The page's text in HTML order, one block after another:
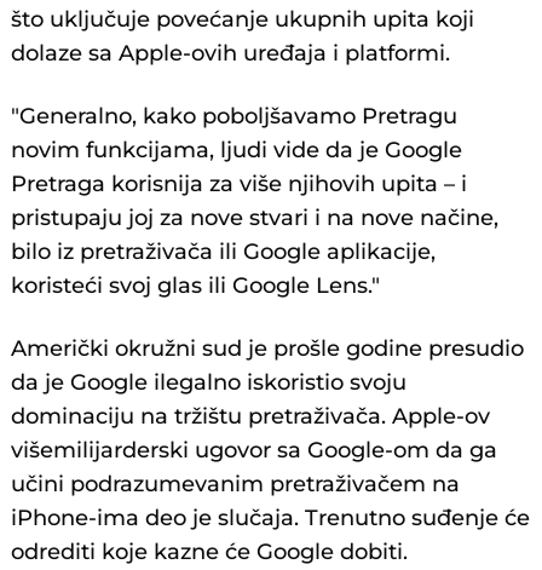
što uključuje povećanje ukupnih upita koji
dolaze sa Apple-ovih uređaja i platformi.
"Generalno, kako poboljšavamo Pretragu
novim funkcijama, ljudi vide da je Google
Pretraga korisnija za više njihovih upita – i
pristupaju joj za nove stvari i na nove načine,
bilo iz pretraživača ili Google aplikacije,
koristeći svoj glas ili Google Lens."
Američki okružni sud je prošle godine presudio
da je Google ilegalno iskoristio svoju
dominaciju na tržištu pretraživača. Apple-ov
višemilijarderski ugovor sa Google-om da ga
učini podrazumevanim pretraživačem na
iPhone-ima deo je slučaja. Trenutno suđenje će
odrediti koje kazne će Google dobiti.